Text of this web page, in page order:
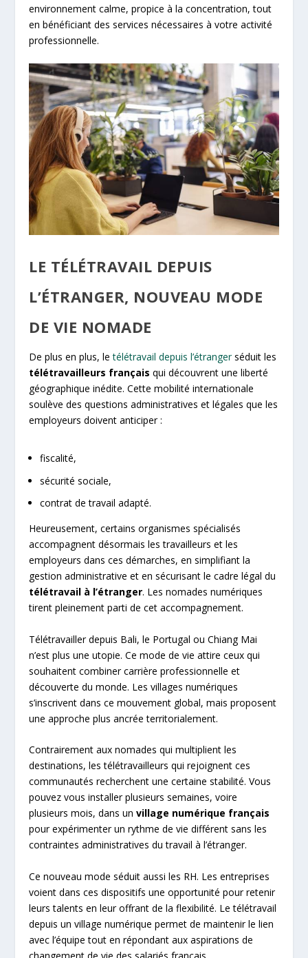
environnement calme, propice à la concentration, tout
en bénéficiant des services nécessaires à votre activité
professionnelle.
LE TÉLÉTRAVAIL DEPUIS
L’ÉTRANGER, NOUVEAU MODE
DE VIE NOMADE
De plus en plus, letélétravail depuis l’étrangerséduit les
télétravailleurs français qui découvrent une liberté
géographique inédite. Cette mobilité internationale
soulève des questions administratives et légales que les
employeurs doivent anticiper :
fiscalité,
sécurité sociale,
contrat de travail adapté.
Heureusement, certains organismes spécialisés
accompagnent désormais les travailleurs et les
employeurs dans ces démarches, en simplifiant la
gestion administrative et en sécurisant le cadre légal du
télétravail à l’étranger. Les nomades numériques
tirent pleinement parti de cet accompagnement.
Télétravailler depuis Bali, le Portugal ou Chiang Mai
n’est plus une utopie. Ce mode de vie attire ceux qui
souhaitent combiner carrière professionnelle et
découverte du monde. Les villages numériques
s’inscrivent dans ce mouvement global, mais proposent
une approche plus ancrée territorialement.
Contrairement aux nomades qui multiplient les
destinations, les télétravailleurs qui rejoignent ces
communautés recherchent une certaine stabilité. Vous
pouvez vous installer plusieurs semaines, voire
plusieurs mois, dans unvillage numérique français
pour expérimenter un rythme de vie différent sans les
contraintes administratives du travail à l’étranger.
Ce nouveau mode séduit aussi les RH. Les entreprises
voient dans ces dispositifs une opportunité pour retenir
leurs talents en leur offrant de la flexibilité. Le télétravail
depuis un village numérique permet de maintenir le lien
avec l’équipe tout en répondant aux aspirations de
changement de vie des salariés français.